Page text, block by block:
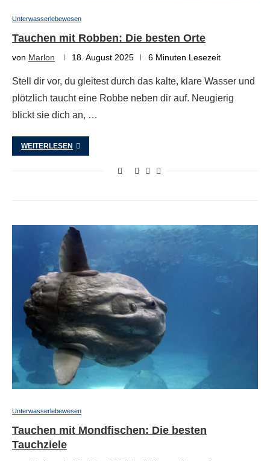
Unterwasserlebewesen
Tauchen mit Robben: Die besten Orte
von Marlon 18. August 2025 6 Minuten Lesezeit
Stell dir vor, du gleitest durch das kalte, klare Wasser und
plötzlich taucht eine Robbe neben dir auf. Neugierig
blickt sie dich an, …
WEITERLESEN
Unterwasserlebewesen
Tauchen mit Mondfischen: Die besten
Tauchziele